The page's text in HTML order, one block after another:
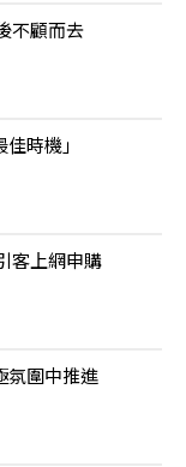
不顧而去
時機」
客上網申購
氛圍中推進